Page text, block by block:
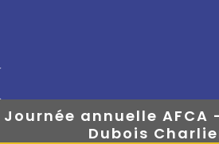
Journée annuelle AFCA
Dubois